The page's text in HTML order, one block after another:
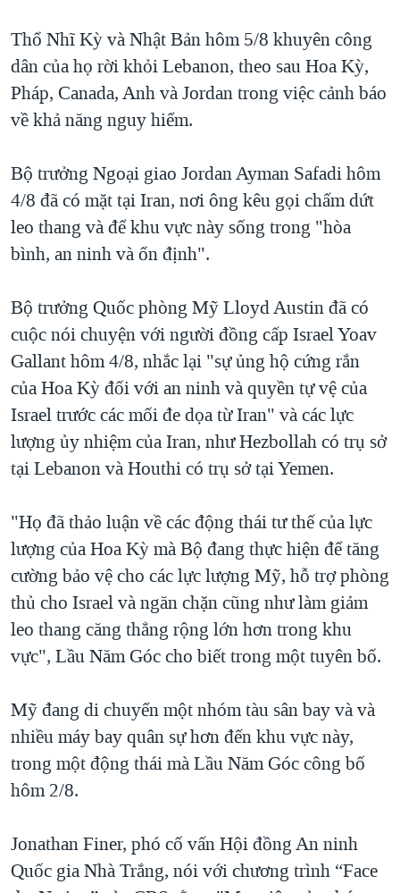
Thổ Nhĩ Kỳ và Nhật Bản hôm 5/8 khuyên công
dân của họ rời khỏi Lebanon, theo sau Hoa Kỳ,
Pháp, Canada, Anh và Jordan trong việc cảnh báo
về khả năng nguy hiểm.
Bộ trưởng Ngoại giao Jordan Ayman Safadi hôm
4/8 đã có mặt tại Iran, nơi ông kêu gọi chấm dứt
leo thang và để khu vực này sống trong "hòa
bình, an ninh và ổn định".
Bộ trưởng Quốc phòng Mỹ Lloyd Austin đã có
cuộc nói chuyện với người đồng cấp Israel Yoav
Gallant hôm 4/8, nhắc lại "sự ủng hộ cứng rắn
của Hoa Kỳ đối với an ninh và quyền tự vệ của
Israel trước các mối đe dọa từ Iran" và các lực
lượng ủy nhiệm của Iran, như Hezbollah có trụ sở
tại Lebanon và Houthi có trụ sở tại Yemen.
"Họ đã thảo luận về các động thái tư thế của lực
lượng của Hoa Kỳ mà Bộ đang thực hiện để tăng
cường bảo vệ cho các lực lượng Mỹ, hỗ trợ phòng
thủ cho Israel và ngăn chặn cũng như làm giảm
leo thang căng thẳng rộng lớn hơn trong khu
vực", Lầu Năm Góc cho biết trong một tuyên bố.
Mỹ đang di chuyển một nhóm tàu sân bay và và
nhiều máy bay quân sự hơn đến khu vực này,
trong một động thái mà Lầu Năm Góc công bố
hôm 2/8.
Jonathan Finer, phó cố vấn Hội đồng An ninh
Quốc gia Nhà Trắng, nói với chương trình “Face